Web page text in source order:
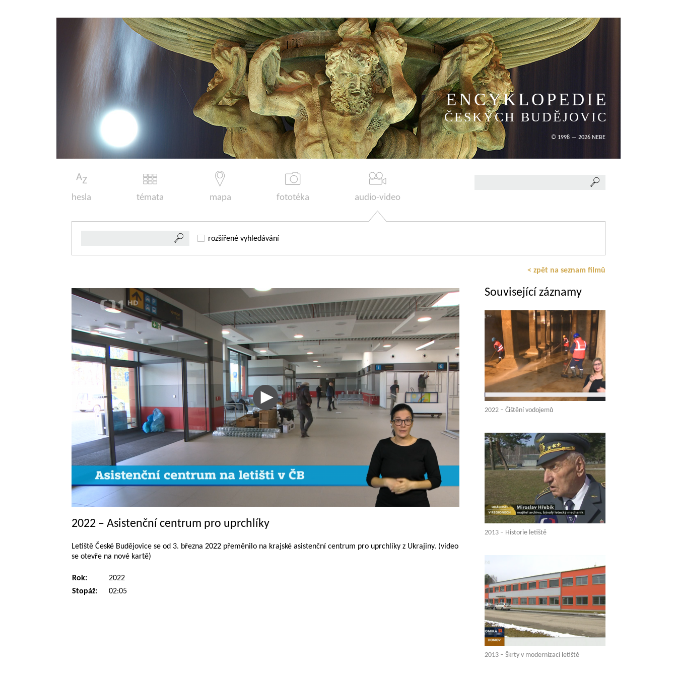
ENCYKLOPEDIE
ČESKÝCH BUDĚJOVIC
© 1998 — 2026 NEBE
hesla témata mapa fototéka audio-video
rozšířené vyhledávání
< zpět na seznam filmů
2022 – Asistenční centrum pro uprchlíky
Letiště České Budějovice se od 3. března 2022 přeměnilo na krajské asistenční centrum pro uprchlíky z Ukrajiny. (video
se otevře na nové kartě)
Rok:
2022
Stopáž:
02:05
Související záznamy
2022 – Čištění vodojemů
2013 – Historie letiště
2013 – Škrty v modernizaci letiště